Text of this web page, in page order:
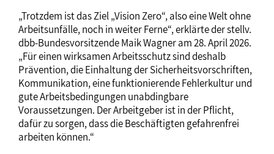
„Trotzdem ist das Ziel „Vision Zero“, also eine Welt ohne
Arbeitsunfälle, noch in weiter Ferne“, erklärte der stellv.
dbb-Bundesvorsitzende Maik Wagner am 28. April 2026.
„Für einen wirksamen Arbeitsschutz sind deshalb
Prävention, die Einhaltung der Sicherheitsvorschriften,
Kommunikation, eine funktionierende Fehlerkultur und
gute Arbeitsbedingungen unabdingbare
Voraussetzungen. Der Arbeitgeber ist in der Pflicht,
dafür zu sorgen, dass die Beschäftigten gefahrenfrei
arbeiten können.“